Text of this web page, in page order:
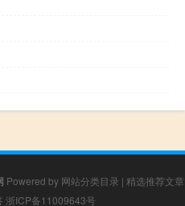
Powered by 网站分类目录 | 精选推荐文章
浙ICP备11009643号